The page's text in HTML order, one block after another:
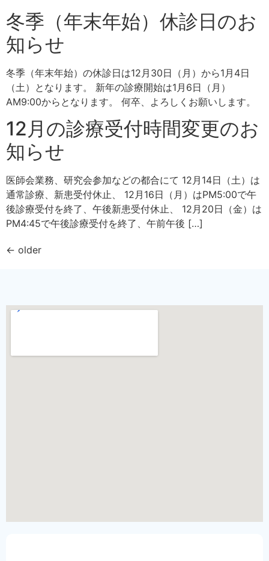
冬季（年末年始）休診日のお
知らせ
冬季（年末年始）の休診日は12月30日（月）から1月4日
（土）となります。 新年の診療開始は1月6日（月）
AM9:00からとなります。 何卒、よろしくお願いします。
12月の診療受付時間変更のお
知らせ
医師会業務、研究会参加などの都合にて 12月14日（土）は
通常診療、新患受付休止、 12月16日（月）はPM5:00で午
後診療受付を終了、午後新患受付休止、 12月20日（金）は
PM4:45で午後診療受付を終了、午前午後 […]
← older